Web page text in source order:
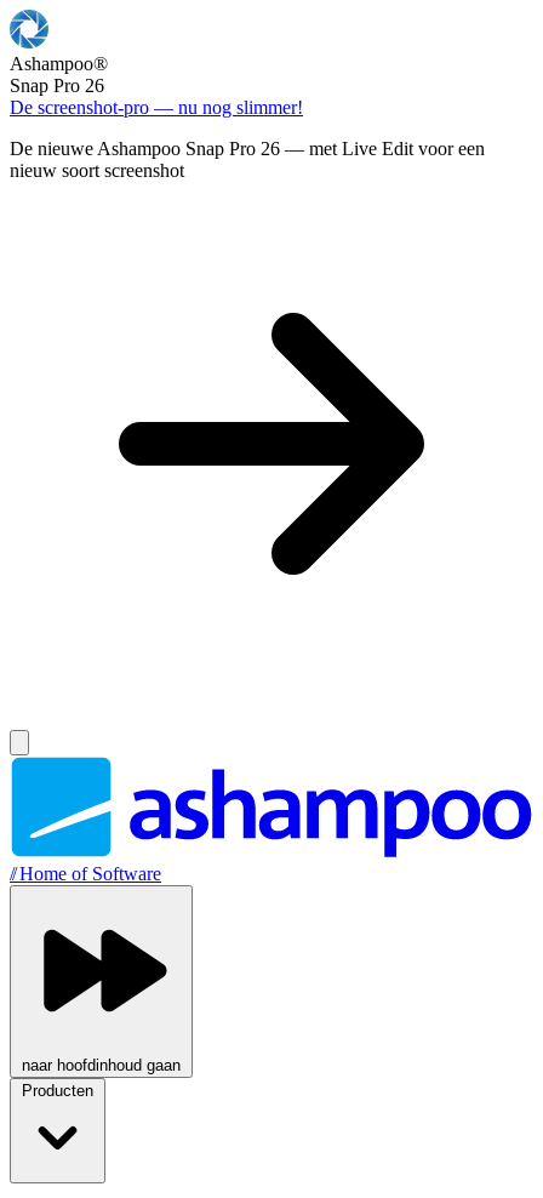
Ashampoo®
Snap Pro 26
De screenshot-pro — nu nog slimmer!
De nieuwe Ashampoo Snap Pro 26 — met Live Edit voor een
nieuw soort screenshot
//Home of Software
naar hoofdinhoud gaan
Producten